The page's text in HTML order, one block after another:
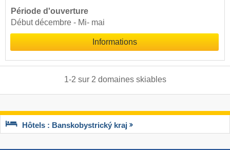
Période d'ouverture
Début décembre - Mi- mai
Informations
1-2 sur 2 domaines skiables
Hôtels : Banskobystrický kraj